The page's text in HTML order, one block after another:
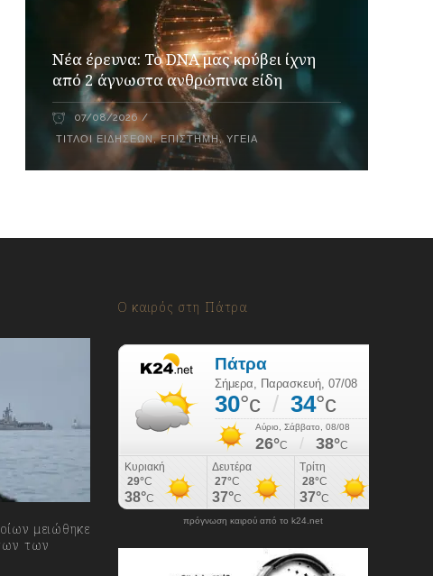
Νέα έρευνα: Το DNA μας κρύβει ίχνη
από 2 άγνωστα ανθρώπινα είδη
07/08/2026
ΤΊΤΛΟΙ ΕΙΔΉΣΕΩΝ,ΕΠΙΣΤΉΜΗ,ΥΓΕΊΑ
μειώθηκε
των
Ο καιρός στη Πάτρα
πρόγνωση καιρού από το k24.net